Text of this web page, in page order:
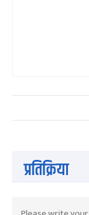
प्रतिक्रिया